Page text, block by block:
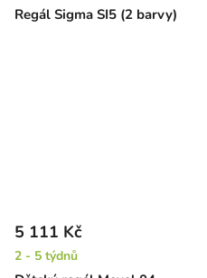
Regál Sigma SI5 (2 barvy)
5 111 Kč
2 - 5 týdnů